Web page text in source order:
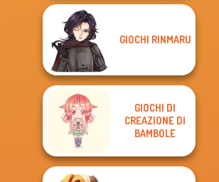
GIOCHI RINMARU
GIOCHI DI
CREAZIONE DI
BAMBOLE